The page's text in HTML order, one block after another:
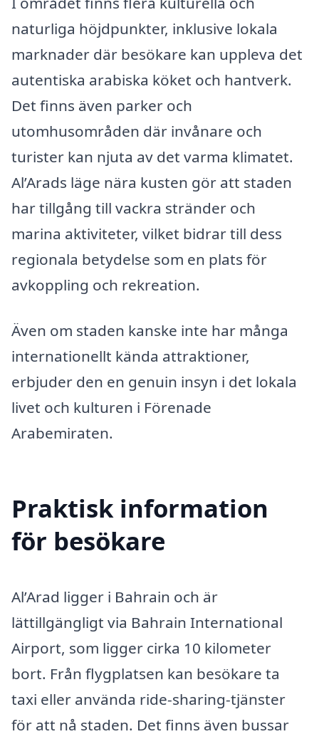
naturliga höjdpunkter, inklusive lokala
marknader där besökare kan uppleva det
autentiska arabiska köket och hantverk.
Det finns även parker och
utomhusområden där invånare och
turister kan njuta av det varma klimatet.
Al’Arads läge nära kusten gör att staden
har tillgång till vackra stränder och
marina aktiviteter, vilket bidrar till dess
regionala betydelse som en plats för
avkoppling och rekreation.
Även om staden kanske inte har många
internationellt kända attraktioner,
erbjuder den en genuin insyn i det lokala
livet och kulturen i Förenade
Arabemiraten.
Praktisk information
för besökare
Al’Arad ligger i Bahrain och är
lättillgängligt via Bahrain International
Airport, som ligger cirka 10 kilometer
bort. Från flygplatsen kan besökare ta
taxi eller använda ride-sharing-tjänster
för att nå staden. Det finns även bussar